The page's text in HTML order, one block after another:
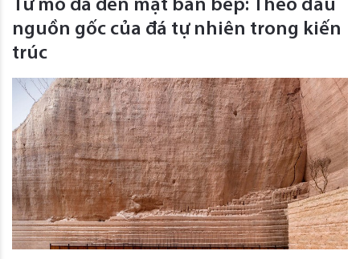
Từ mỏ đá đến mặt bàn bếp: Theo dấu
nguồn gốc của đá tự nhiên trong kiến ​​
trúc